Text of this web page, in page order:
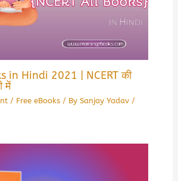
in Hindi 2021 | NCERT की
में
/ Free eBooks/ By Sanjay Yadav /